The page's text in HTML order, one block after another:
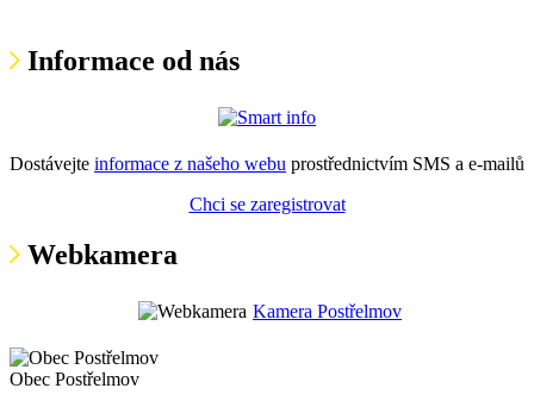
Informace od nás
Dostávejte informace z našeho webu prostřednictvím SMS a e-mailů
Chci se zaregistrovat
Webkamera
Kamera Postřelmov
Obec Postřelmov